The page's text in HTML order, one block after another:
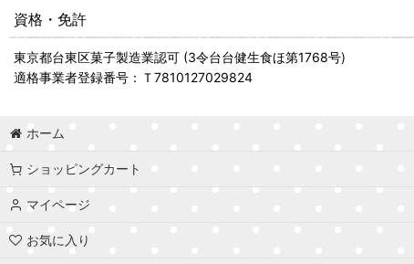
資格・免許
東京都台東区菓子製造業認可 (3令台台健生食ほ第1768号)
適格事業者登録番号：Ｔ7810127029824
ホーム
ショッピングカート
マイページ
お気に入り